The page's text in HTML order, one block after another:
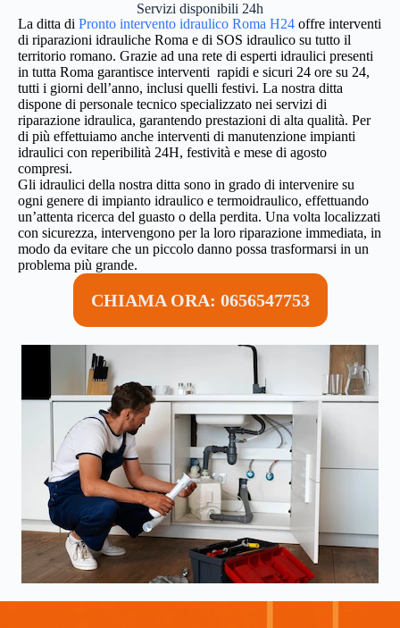
Servizi disponibili 24h
La ditta di Pronto intervento idraulico Roma H24 offre interventi
di riparazioni idrauliche Roma e di SOS idraulico su tutto il
territorio romano. Grazie ad una rete di esperti idraulici presenti
in tutta Roma garantisce interventi rapidi e sicuri 24 ore su 24,
tutti i giorni dell’anno, inclusi quelli festivi. La nostra ditta
dispone di personale tecnico specializzato nei servizi di
riparazione idraulica, garantendo prestazioni di alta qualità. Per
di più effettuiamo anche interventi di manutenzione impianti
idraulici con reperibilità 24H, festività e mese di agosto
compresi.
Gli idraulici della nostra ditta sono in grado di intervenire su
ogni genere di impianto idraulico e termoidraulico, effettuando
un’attenta ricerca del guasto o della perdita. Una volta localizzati
con sicurezza, intervengono per la loro riparazione immediata, in
modo da evitare che un piccolo danno possa trasformarsi in un
problema più grande.
CHIAMA ORA: 0656547753